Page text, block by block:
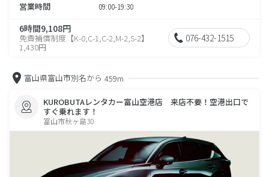
営業時間 09:00-19:30
6時間9,108円
免責補償制度【K-0,C-1,C-2,M-2,S-2】
1,430円
076-432-1515
富山県富山市別名から 459m
KUROBUTAレンタカー富山空港店 来店不要！空港出口で
すぐ乗れます！
富山市秋ヶ島30